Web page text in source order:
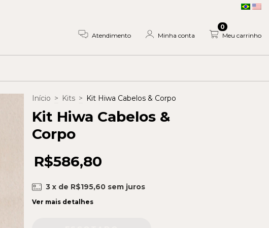
Atendimento Minha conta Meu carrinho
0
Início > Kits > Kit Hiwa Cabelos & Corpo
Kit Hiwa Cabelos &
Corpo
R$586,80
3 x de R$195,60 sem juros
Ver mais detalhes